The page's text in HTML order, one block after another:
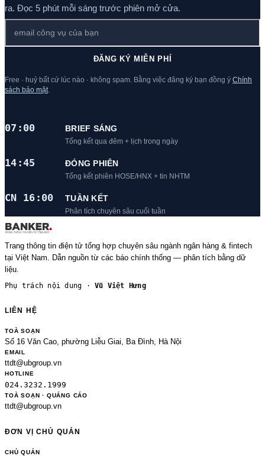
ra. Đọc 5 phút mỗi sáng trước phiên mở cửa.
ĐĂNG KÝ MIỄN PHÍ
Free · huỷ bất cứ lúc nào · không spam. Bằng việc đăng ký bạn đồng ý Chính
sách bảo mật
07:00 BRIEF SÁNG
Tổng kết qua đêm + lịch trong ngày
14:45 ĐÓNG PHIÊN
Tổng kết phiên HOSE/HNX + tin NHTM
CN 16:00 TUẦN KẾT
Phân tích chuyên sâu cuối tuần
Trang thông tin điện tử tổng hợp chuyên sâu ngành ngân hàng & fintech
tại Việt Nam. Dẫn nguồn từ các báo chính thống — phân tích bằng dữ
liệu.
Phụ trách nội dung ·Vũ Việt Hưng
LIÊN HỆ
TOÀ SOẠN
Số 16 Văn Cao, phường Liễu Giai, Ba Đình, Hà Nội
EMAIL
ttdt@ubgroup.vn
HOTLINE
024.3232.1999
TOÀ SOẠN · QUẢNG CÁO
ttdt@ubgroup.vn
ĐƠN VỊ CHỦ QUẢN
CHỦ QUẢN